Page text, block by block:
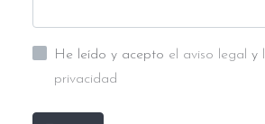
He leído y acepto el aviso legal y
privacidad